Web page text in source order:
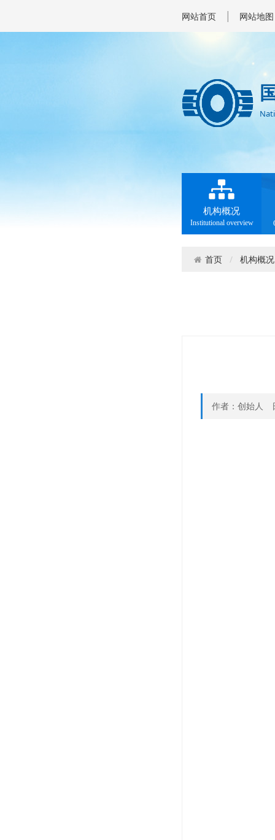
网站首页 | 网站地图
机构概况
Institutional overview
首页 机构概况
作者：创始人